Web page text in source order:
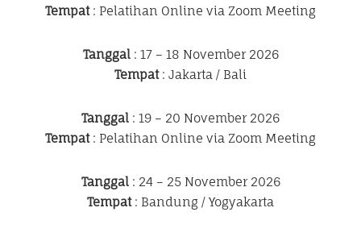
Tempat: Pelatihan Online via Zoom Meeting
Tanggal: 17 – 18 November 2026
Tempat: Jakarta / Bali
Tanggal : 19 – 20 November 2026
Tempat: Pelatihan Online via Zoom Meeting
Tanggal: 24 – 25 November 2026
Tempat: Bandung / Yogyakarta